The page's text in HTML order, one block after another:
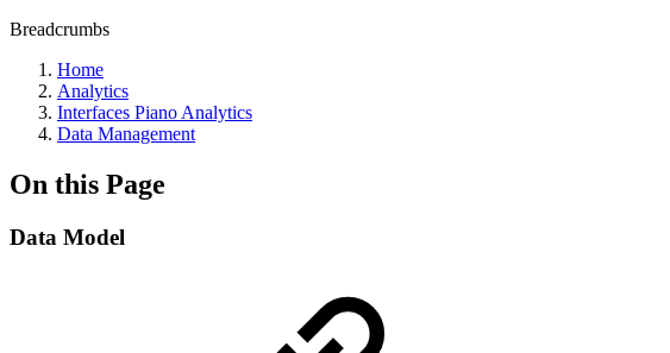
Breadcrumbs
Home
Analytics
Interfaces Piano Analytics
Data Management
On this Page
Data Model